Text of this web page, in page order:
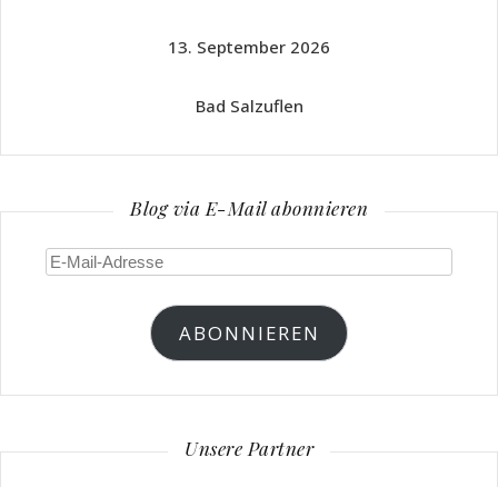
13. September 2026
Bad Salzuflen
Blog via E-Mail abonnieren
E-
ABONNIEREN
Unsere Partner